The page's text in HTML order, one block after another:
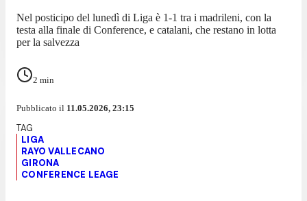
Nel posticipo del lunedì di Liga è 1-1 tra i madrileni, con la
testa alla finale di Conference, e catalani, che restano in lotta
per la salvezza
2 min
Pubblicato il 11.05.2026, 23:15
LIGA
RAYO VALLECANO
GIRONA
CONFERENCE LEAGE